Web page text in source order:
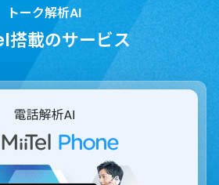
トーク解析AI
搭載のサービス